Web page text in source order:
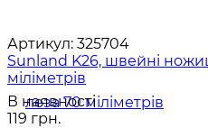
Артикул: 325704
Sunland K26, швейні
міліметрів
В наявності
119 грн.